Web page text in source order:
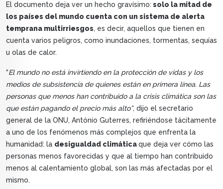
El documento deja ver un hecho gravísimo: solo la mitad de
los países del mundo cuenta con un sistema de alerta
temprana multirriesgos, es decir, aquellos que tienen en
cuenta varios peligros, como inundaciones, tormentas, sequías
u olas de calor.
“El mundo no está invirtiendo en la protección de vidas y los
medios de subsistencia de quienes están en primera línea. Las
personas que menos han contribuido a la crisis climática son las
que están pagando el precio más alto”, dijo el secretario
general de la ONU, António Guterres, refiriéndose tácitamente
a uno de los fenómenos más complejos que enfrenta la
humanidad: la desigualdad climáticaque deja ver cómo las
personas menos favorecidas y que al tiempo han contribuido
menos al calentamiento global, son las más afectadas por el
mismo.